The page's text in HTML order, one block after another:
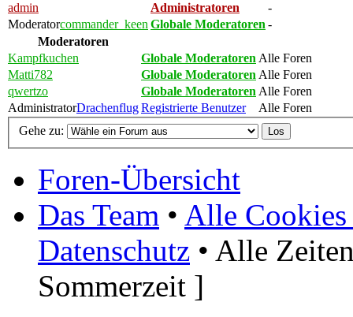
admin
Administratoren
-
Moderatorcommander_keen Globale Moderatoren -
Moderatoren
Kampfkuchen
Globale Moderatoren Alle Foren
Matti782
Globale Moderatoren Alle Foren
qwertzo
Globale Moderatoren Alle Foren
AdministratorDrachenflugRegistrierte Benutzer
Alle Foren
Gehe zu:
Foren-Übersicht
Das Team • Alle Cookies
Datenschutz • Alle
Sommerzeit ]